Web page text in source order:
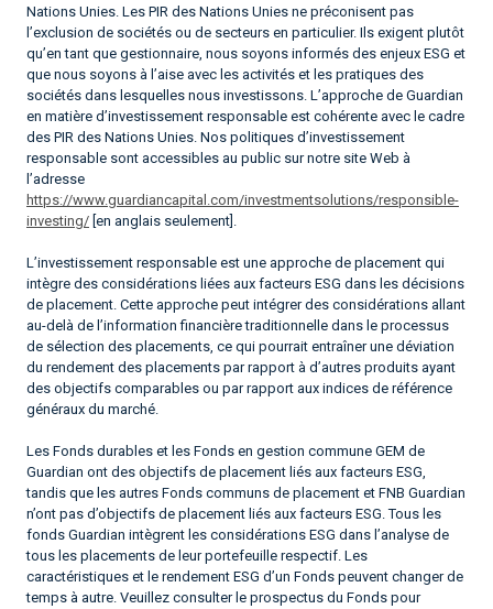
Nations Unies. Les PIR des Nations Unies ne préconisent pas
l’exclusion de sociétés ou de secteurs en particulier. Ils exigent plutôt
qu’en tant que gestionnaire, nous soyons informés des enjeux ESG et
que nous soyons à l’aise avec les activités et les pratiques des
sociétés dans lesquelles nous investissons. L’approche de Guardian
en matière d’investissement responsable est cohérente avec le cadre
des PIR des Nations Unies. Nos politiques d’investissement
responsable sont accessibles au public sur notre site Web à
l’adresse
https://www.guardiancapital.com/investmentsolutions/responsible-
investing/ [en anglais seulement].
L’investissement responsable est une approche de placement qui
intègre des considérations liées aux facteurs ESG dans les décisions
de placement. Cette approche peut intégrer des considérations allant
au-delà de l’information financière traditionnelle dans le processus
de sélection des placements, ce qui pourrait entraîner une déviation
du rendement des placements par rapport à d’autres produits ayant
des objectifs comparables ou par rapport aux indices de référence
généraux du marché.
Les Fonds durables et les Fonds en gestion commune GEM de
Guardian ont des objectifs de placement liés aux facteurs ESG,
tandis que les autres Fonds communs de placement et FNB Guardian
n’ont pas d’objectifs de placement liés aux facteurs ESG. Tous les
fonds Guardian intègrent les considérations ESG dans l’analyse de
tous les placements de leur portefeuille respectif. Les
caractéristiques et le rendement ESG d’un Fonds peuvent changer de
temps à autre. Veuillez consulter le prospectus du Fonds pour